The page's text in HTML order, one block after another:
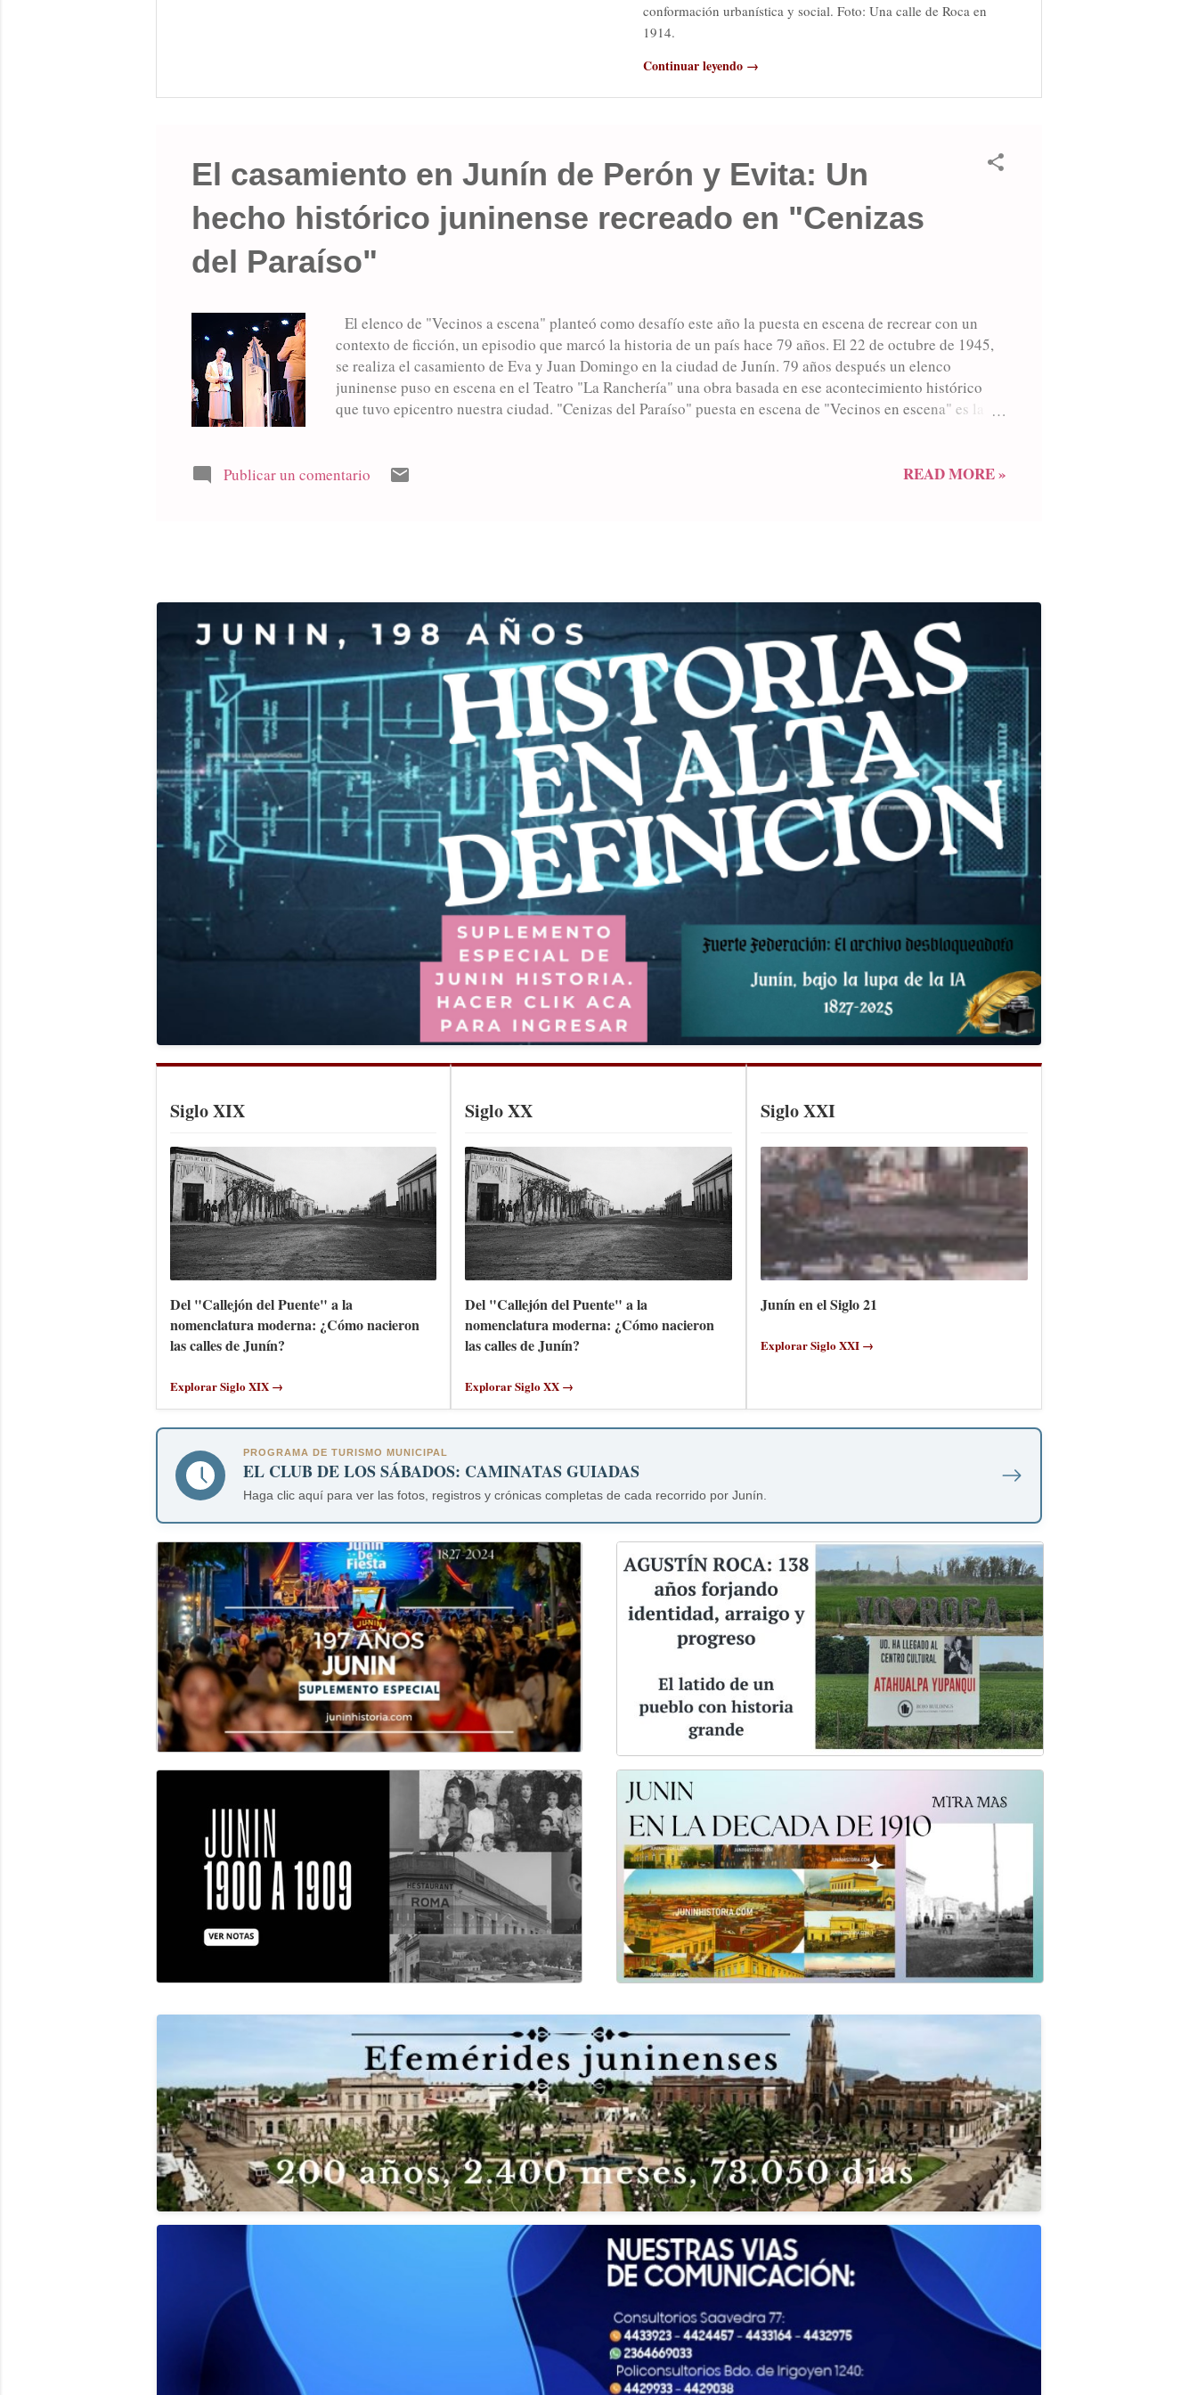
conformación urbanística y social. Foto: Una calle de Roca en
1914.
Continuar leyendo →
El casamiento en Junín de Perón y Evita: Un
hecho histórico juninense recreado en "Cenizas
del Paraíso"
El elenco de "Vecinos a escena" planteó como desafío este año la puesta en escena de recrear con un
contexto de ficción, un episodio que marcó la historia de un país hace 79 años. El 22 de octubre de 1945,
se realiza el casamiento de Eva y Juan Domingo en la ciudad de Junín. 79 años después un elenco
juninense puso en escena en el Teatro "La Ranchería" una obra basada en ese acontecimiento histórico
que tuvo epicentro nuestra ciudad. "Cenizas del Paraíso" puesta en escena de "Vecinos en escena" es la
escena integrando "Vecinos en Escena" un programa que ya lleva 16 años de realización de la mano del
Publicar un comentario READ MORE »
Siglo XIX
Del "Callejón del Puente" a la
nomenclatura moderna: ¿Cómo nacieron
las calles de Junín?
Explorar Siglo XIX →
Siglo XX
Del "Callejón del Puente" a la
nomenclatura moderna: ¿Cómo nacieron
las calles de Junín?
Explorar Siglo XX →
Siglo XXI
Junín en el Siglo 21
Explorar Siglo XXI →
PROGRAMA DE TURISMO MUNICIPAL
EL CLUB DE LOS SÁBADOS: CAMINATAS GUIADAS
Haga clic aquí para ver las fotos, registros y crónicas completas de cada recorrido por Junín.